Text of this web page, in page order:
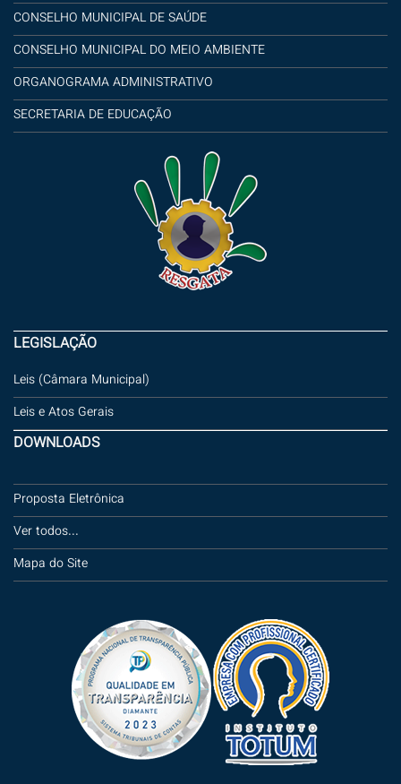
CONSELHO MUNICIPAL DE SAÚDE
CONSELHO MUNICIPAL DO MEIO AMBIENTE
ORGANOGRAMA ADMINISTRATIVO
SECRETARIA DE EDUCAÇÃO
LEGISLAÇÃO
Leis (Câmara Municipal)
Leis e Atos Gerais
DOWNLOADS
Proposta Eletrônica
Ver todos...
Mapa do Site